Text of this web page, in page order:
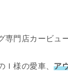
門店カービュ
Ｉ様の愛車、ア